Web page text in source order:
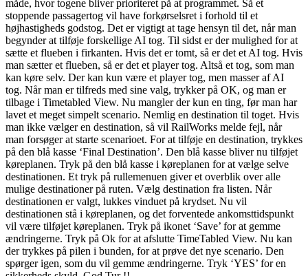
måde, hvor togene bliver prioriteret på at programmet. Så et
stoppende passagertog vil have forkørselsret i forhold til et
højhastigheds godstog. Det er vigtigt at tage hensyn til det, når man
begynder at tilføje forskellige AI tog. Til sidst er der mulighed for at
sætte et flueben i firkanten. Hvis det er tomt, så er det et AI tog. Hvis
man sætter et flueben, så er det et player tog. Altså et tog, som man
kan køre selv. Der kan kun være et player tog, men masser af AI
tog. Når man er tilfreds med sine valg, trykker på OK, og man er
tilbage i Timetabled View. Nu mangler der kun en ting, før man har
lavet et meget simpelt scenario. Nemlig en destination til toget. Hvis
man ikke vælger en destination, så vil RailWorks melde fejl, når
man forsøger at starte scenarioet. For at tilføje en destination, trykkes
på den blå kasse ‘Final Destination’. Den blå kasse bliver nu tilføjet
køreplanen. Tryk på den blå kasse i køreplanen for at vælge selve
destinationen. Et tryk på rullemenuen giver et overblik over alle
mulige destinationer på ruten. Vælg destination fra listen. Når
destinationen er valgt, lukkes vinduet på krydset. Nu vil
destinationen stå i køreplanen, og det forventede ankomsttidspunkt
vil være tilføjet køreplanen. Tryk på ikonet ‘Save’ for at gemme
ændringerne. Tryk på Ok for at afslutte TimeTabled View. Nu kan
der trykkes på pilen i bunden, for at prøve det nye scenario. Den
spørger igen, som du vil gemme ændringerne. Tryk ‘YES’ for en